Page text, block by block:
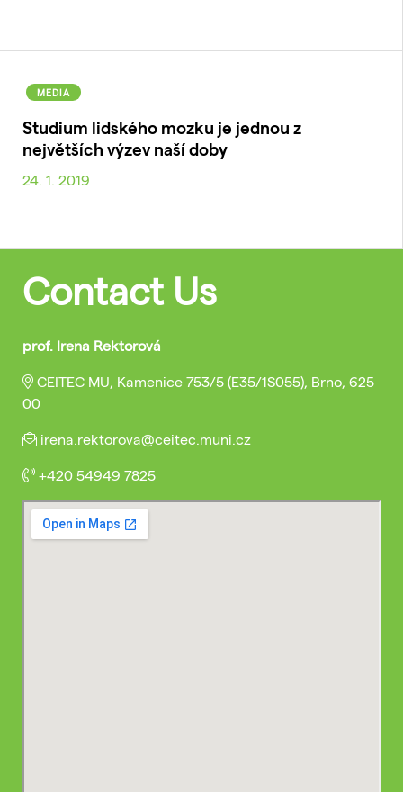
MEDIA
Studium lidského mozku je jednou z
největších výzev naší doby
24. 1. 2019
Contact Us
prof. Irena Rektorová
CEITEC MU, Kamenice 753/5 (E35/1S055), Brno, 625
00
irena.rektorova@ceitec.muni.cz
+420 54949 7825